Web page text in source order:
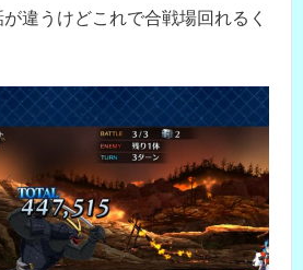
違うけどこれで合戦場回れるく